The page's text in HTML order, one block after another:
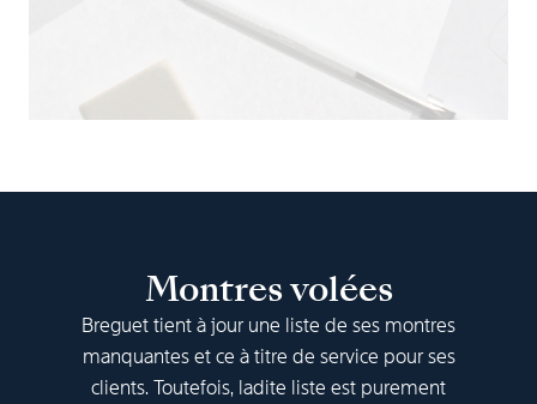
Montres volées
Breguet tient à jour une liste de ses montres
manquantes et ce à titre de service pour ses
clients. Toutefois, ladite liste est purement